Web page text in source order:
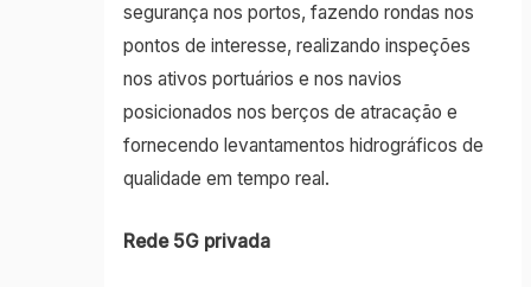
segurança nos portos, fazendo rondas nos
pontos de interesse, realizando inspeções
nos ativos portuários e nos navios
posicionados nos berços de atracação e
fornecendo levantamentos hidrográficos de
qualidade em tempo real.
Rede 5G privada